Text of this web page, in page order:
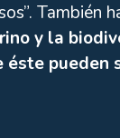
También
y la
pueden